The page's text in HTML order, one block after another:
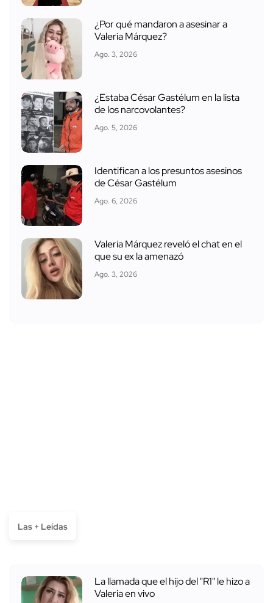
¿Por qué mandaron a asesinar a
Valeria Márquez?
Ago. 3, 2026
¿Estaba César Gastélum en la lista
de los narcovolantes?
Ago. 5, 2026
Identifican a los presuntos asesinos
de César Gastélum
Ago. 6, 2026
Valeria Márquez reveló el chat en el
que su ex la amenazó
Ago. 3, 2026
Las + Leídas
La llamada que el hijo del "R1" le hizo a
Valeria en vivo